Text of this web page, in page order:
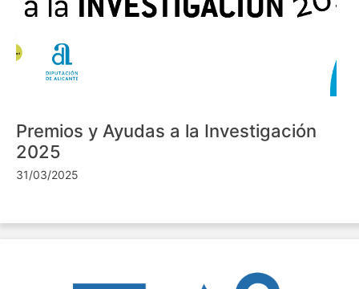
Premios y Ayudas a la Investigación
2025
31/03/2025